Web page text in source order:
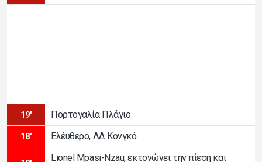
19' Πορτογαλία Πλάγιο
18' Ελέυθερο, ΛΔ Κονγκό
Lionel Mpasi-Nzau, εκτονώνει την πίεση και